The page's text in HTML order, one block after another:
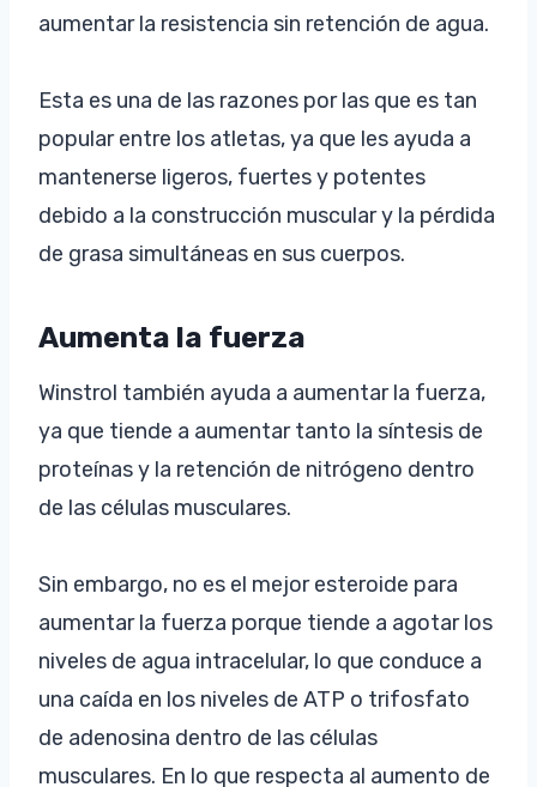
aumentar la resistencia sin retención de agua.
Esta es una de las razones por las que es tan
popular entre los atletas, ya que les ayuda a
mantenerse ligeros, fuertes y potentes
debido a la construcción muscular y la pérdida
de grasa simultáneas en sus cuerpos.
Aumenta la fuerza
Winstrol también ayuda a aumentar la fuerza,
ya que tiende a aumentar tanto la síntesis de
proteínas y la retención de nitrógeno dentro
de las células musculares.
Sin embargo, no es el mejor esteroide para
aumentar la fuerza porque tiende a agotar los
niveles de agua intracelular, lo que conduce a
una caída en los niveles de ATP o trifosfato
de adenosina dentro de las células
musculares. En lo que respecta al aumento de